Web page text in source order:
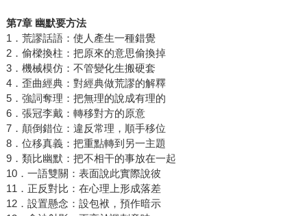
第7章 幽默要方法
1．荒謬話語：使人產生一種錯覺
2．偷樑換柱：把原來的意思偷換掉
3．機械模仿：不管變化生搬硬套
4．歪曲經典：對經典做荒謬的解釋
5．強詞奪理：把無理的說成有理的
6．張冠李戴：轉移對方的原意
7．顛倒錯位：違反常理，順手移位
8．位移真義：把重點轉到另一主題
9．類比幽默：把不相干的事放在一起
10．一語雙關：表面說此實際說彼
11．正反對比：在心理上形成落差
12．設置懸念：設包袱，預作暗示